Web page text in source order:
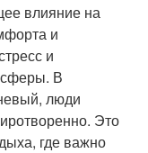
влияние на
и
и
В
люди
Это
где важно